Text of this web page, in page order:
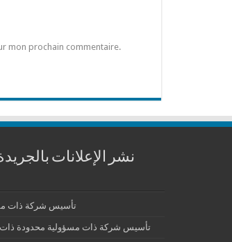
mon prochain commentaire.
نشر الإعلانات
تأسيس شركة ذات
تأسيس شركة ذات مسؤولية محدودة ذات